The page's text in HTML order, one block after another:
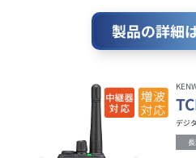
製品の詳細
デジ